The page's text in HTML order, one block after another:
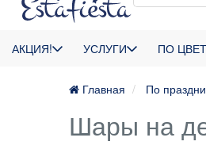
АКЦИЯ! УСЛУГИ ПО
Главная По
Шары на